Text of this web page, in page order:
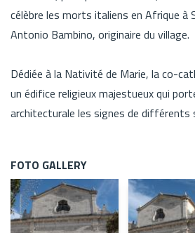
célèbre les morts italiens en Afrique à
Antonio Bambino, originaire du village.
Dédiée à la Nativité de Marie, la co-
un édifice religieux majestueux qui
architecturale les signes de différents
FOTO GALLERY